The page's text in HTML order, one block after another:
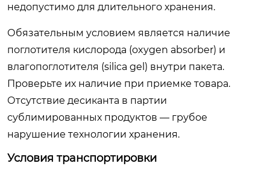
недопустимо для длительного хранения.
Обязательным условием является наличие
поглотителя кислорода (oxygen absorber) и
влагопоглотителя (silica gel) внутри пакета.
Проверьте их наличие при приемке товара.
Отсутствие десиканта в партии
сублимированных продуктов — грубое
нарушение технологии хранения.
Условия транспортировки